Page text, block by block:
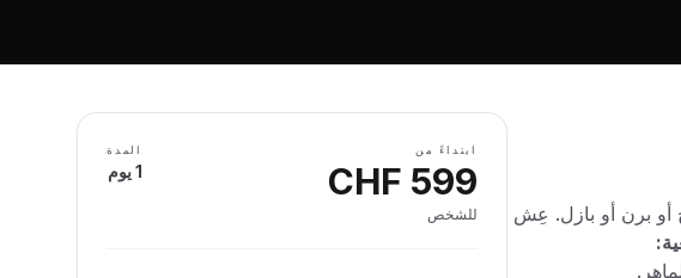
أو برن أو بازل. عِش
ابتداءً من
CHF 599
للشخص
المدة
1 يوم